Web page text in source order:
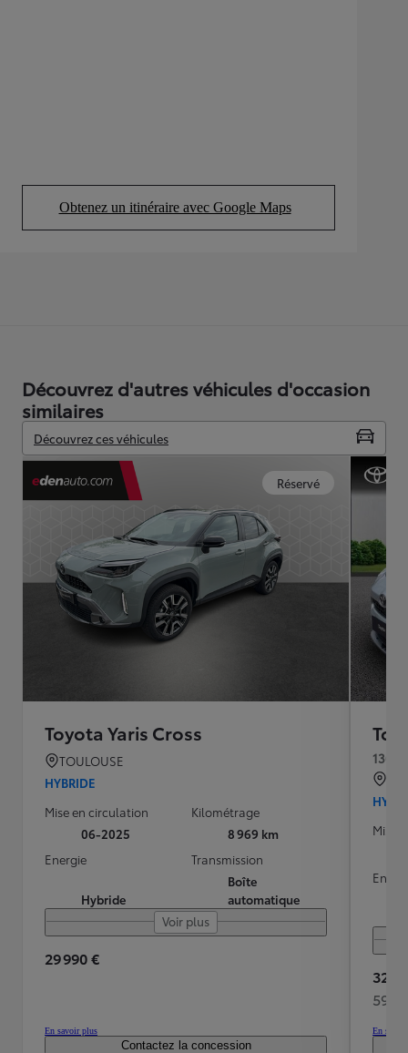
Obtenez un itinéraire avec Google Maps
(Opens in new tab)
Découvrez d'autres véhicules d'occasion
similaires
Découvrez ces véhicules
Réservé
Toyota Yaris Cross
TOULOUSE
HYBRIDE
Mise en circulation
06-2025
Kilométrage
8 969 km
Energie
Hybride
Transmission
Boîte
automatique
Voir plus
29 990 €
En savoir plus
Contactez la concession
130h
Mise
32
591
En